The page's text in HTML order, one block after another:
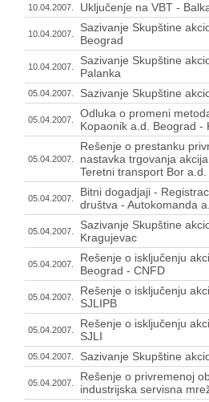
10.04.2007. Uključenje na VBT -
10.04.2007.
Sazivanje Skupštine
Beograd
10.04.2007.
Sazivanje Skupštine
Palanka
05.04.2007. Sazivanje Skupštine
05.04.2007.
Odluka o promeni
Kopaonik a.d. Beograd -
05.04.2007.
Rešenje o prestanku
nastavka trgovanja
Teretni transport Bor
05.04.2007.
Bitni dogadjaji -
društva - Autokomanda
05.04.2007.
Sazivanje Skupštine
Kragujevac
05.04.2007.
Rešenje o isključenju
Beograd - CNFD
05.04.2007.
Rešenje o isključenju
SJLIPB
05.04.2007.
Rešenje o isključenju
SJLI
05.04.2007. Sazivanje Skupštine
05.04.2007.
Rešenje o privremenoj
industrijska servisna